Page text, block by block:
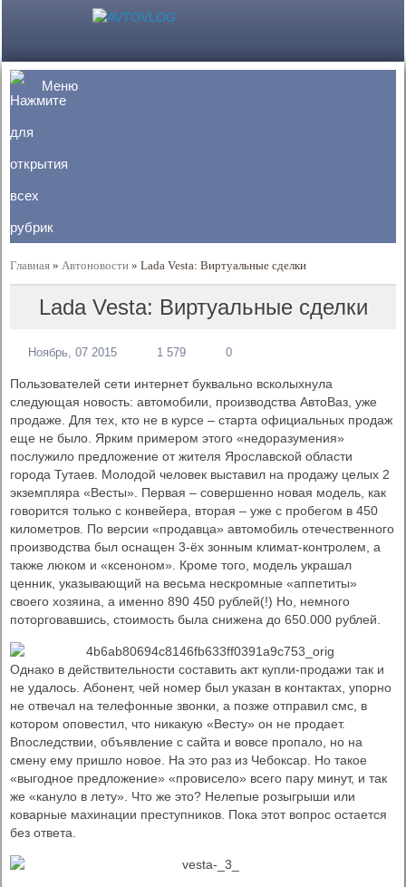
Меню
Главная » Автоновости »Lada Vesta: Виртуальные сделки
Lada Vesta: Виртуальные сделки
Ноябрь, 07 2015 1 579 0
Пользователей сети интернет буквально всколыхнула
следующая новость: автомобили, производства АвтоВаз, уже
продаже. Для тех, кто не в курсе – старта официальных продаж
еще не было. Ярким примером этого «недоразумения»
послужило предложение от жителя Ярославской области
города Тутаев. Молодой человек выставил на продажу целых 2
экземпляра «Весты». Первая – совершенно новая модель, как
говорится только с конвейера, вторая – уже с пробегом в 450
километров. По версии «продавца» автомобиль отечественного
производства был оснащен 3-ёх зонным климат-контролем, а
также люком и «ксеноном». Кроме того, модель украшал
ценник, указывающий на весьма нескромные «аппетиты»
своего хозяина, а именно 890 450 рублей(!) Но, немного
поторговавшись, стоимость была снижена до 650.000 рублей.
Однако в действительности составить акт купли-продажи так и
не удалось. Абонент, чей номер был указан в контактах, упорно
не отвечал на телефонные звонки, а позже отправил смс, в
котором оповестил, что никакую «Весту» он не продает.
Впоследствии, объявление с сайта и вовсе пропало, но на
смену ему пришло новое. На это раз из Чебоксар. Но такое
«выгодное предложение» «провисело» всего пару минут, и так
же «кануло в лету». Что же это? Нелепые розыгрыши или
коварные махинации преступников. Пока этот вопрос остается
без ответа.